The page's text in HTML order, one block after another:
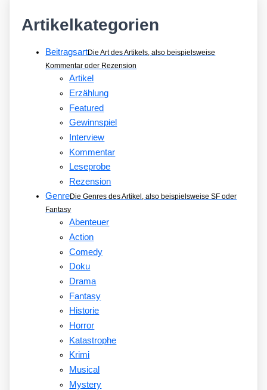
Artikelkategorien
BeitragsartDie Art des Artikels, also beispielsweise
Kommentar oder Rezension
Artikel
Erzählung
Featured
Gewinnspiel
Interview
Kommentar
Leseprobe
Rezension
GenreDie Genres des Artikel, also beispielsweise SF oder
Fantasy
Abenteuer
Action
Comedy
Doku
Drama
Fantasy
Historie
Horror
Katastrophe
Krimi
Musical
Mystery